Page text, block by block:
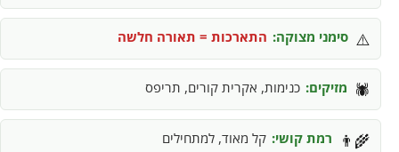
⚠️ סימני מצוקה: התארכות = תאורה חלשה
🕷️ מזיקים: כנימות, אקרית קורים, תריפס
👨‍🌾 רמת קושי: קל מאוד, למתחילים